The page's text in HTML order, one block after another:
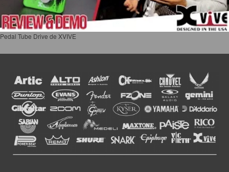
Pedal Tube Drive de XVIVE